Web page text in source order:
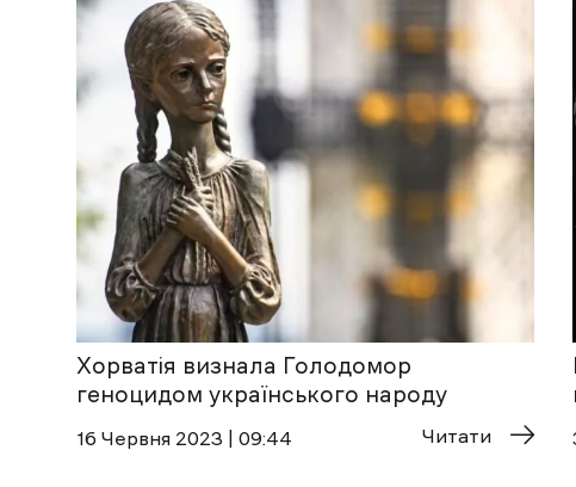
Хорватія визнала Голодомор
геноцидом українського народу
16 Червня 2023 | 09:44 Читати